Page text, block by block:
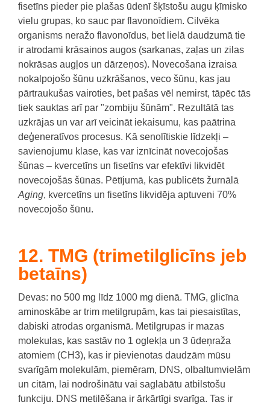
fisetīns pieder pie plašas ūdenī šķīstošu augu ķīmisko
vielu grupas, ko sauc par flavonoīdiem. Cilvēka
organisms neražo flavonoīdus, bet lielā daudzumā tie
ir atrodami krāsainos augos (sarkanas, zaļas un zilas
nokrāsas augļos un dārzeņos). Novecošana izraisa
nokalpojošo šūnu uzkrāšanos, veco šūnu, kas jau
pārtraukušas vairoties, bet pašas vēl nemirst, tāpēc tās
tiek sauktas arī par "zombiju šūnām". Rezultātā tas
uzkrājas un var arī veicināt iekaisumu, kas paātrina
deģeneratīvos procesus. Kā senolītiskie līdzekļi –
savienojumu klase, kas var iznīcināt novecojošas
šūnas – kvercetīns un fisetīns var efektīvi likvidēt
novecojošās šūnas. Pētījumā, kas publicēts žurnālā
Aging, kvercetīns un fisetīns likvidēja aptuveni 70%
novecojošo šūnu.
12. TMG (trimetilglicīns jeb
betaīns)
Devas: no 500 mg līdz 1000 mg dienā. TMG, glicīna
aminoskābe ar trim metilgrupām, kas tai piesaistītas,
dabiski atrodas organismā. Metilgrupas ir mazas
molekulas, kas sastāv no 1 oglekļa un 3 ūdeņraža
atomiem (CH3), kas ir pievienotas daudzām mūsu
svarīgām molekulām, piemēram, DNS, olbaltumvielām
un citām, lai nodrošinātu vai saglabātu atbilstošu
funkciju. DNS metilēšana ir ārkārtīgi svarīga. Tas ir